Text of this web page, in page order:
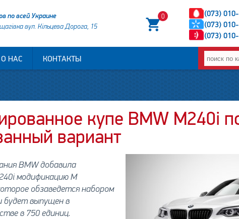
(073)
(073)
(073)
0
по всей Украине
вул. Кільцева Дорога, 15
О НАС КОНТАКТЫ
купе BMW M240i
вариант
BMW добавила
модификацию M
обзаведется набором
будет выпущен в
в 750 единиц.